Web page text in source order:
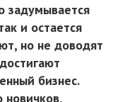
задумывается
и остается
но не доводят
бизнес.
новичков,